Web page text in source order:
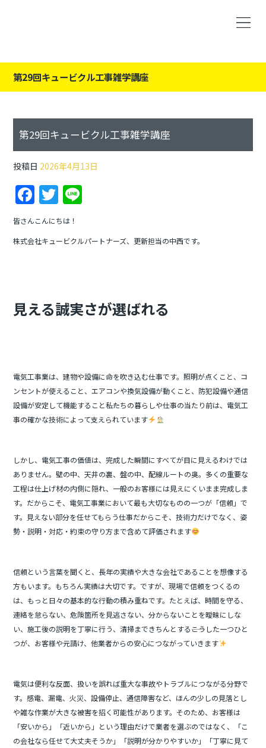
第29回キュービクル工事雑学講座
第29回キュービクル工事雑学講座
投稿日 2026年4月13日
F
a
c
e
o
T
w
itt
er
e
皆さんこんにちは！
株式会社キュービクルパートナーズ、更新担当の中西です。
見える誠実さが選ばれる
電気工事業は、建物や設備に命を吹き込む仕事です。照明が点くこと、コ
ンセントが使えること、エアコンや換気設備が動くこと、防犯設備や通信
設備が安定して機能すること――私たちの暮らしや仕事の当たり前は、電気工
事の確かな技術によって支えられています
しかし、電気工事の価値は、完成した瞬間にすべてが目に見えるわけでは
ありません。壁の中、天井の裏、盤の中、配線ルートの奥。多くの重要な
工程は仕上げ材の内側に隠れ、一般のお客様には見えにくいまま完成しま
す。だからこそ、電気工事業において最も大切なものの一つが「信頼」で
す。見えない部分を任せてもらう仕事だからこそ、技術力だけでなく、姿
勢・説明・対応・約束の守り方まで含めて評価されます
信頼という言葉を聞くと、長年の実績や大きな会社であることを想像する
方もいます。もちろん実績は大切です。ですが、現場で信頼をつくるの
は、もっと日々の基本的な行動の積み重ねです。たとえば、時間を守る、
連絡を怠らない、危険箇所を見逃さない、分からないことを曖昧にしな
い、施工後の説明を丁寧に行う、清掃まできちんとする――こうした一つひと
つが、お客様や元請け、他業者からの安心につながっていきます
電気は便利な反面、扱いを誤れば重大な事故やトラブルにつながる分野で
す。感電、漏電、火災、設備停止、通信障害など、ほんの少しの見落とし
や雑な作業が大きな被害を招く可能性があります。そのため、お客様は
「安いから」「近いから」という理由だけで業者を選ぶのではなく、「こ
の会社なら任せて大丈夫そうか」「説明が分かりやすいか」「丁寧に見て